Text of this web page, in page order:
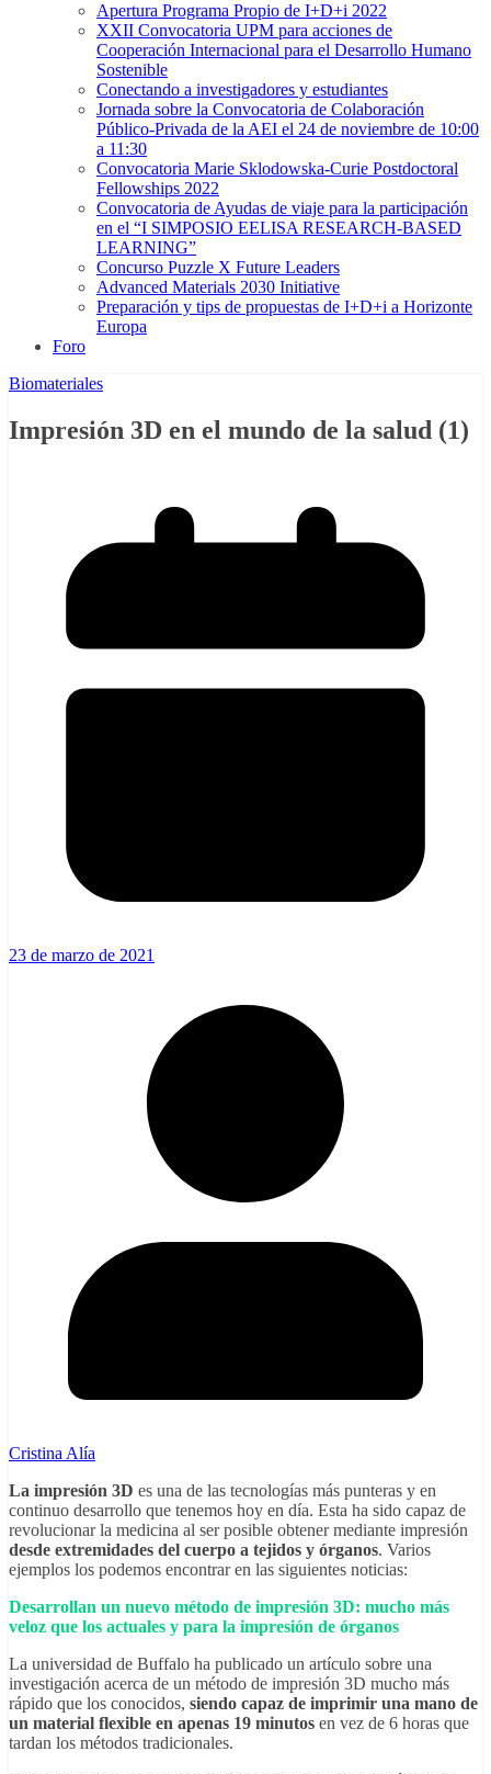
Apertura Programa Propio de I+D+i 2022
XXII Convocatoria UPM para acciones de
Cooperación Internacional para el Desarrollo Humano
Sostenible
Conectando a investigadores y estudiantes
Jornada sobre la Convocatoria de Colaboración
Público-Privada de la AEI el 24 de noviembre de 10:00
a 11:30
Convocatoria Marie Sklodowska-Curie Postdoctoral
Fellowships 2022
Convocatoria de Ayudas de viaje para la participación
en el “I SIMPOSIO EELISA RESEARCH-BASED
LEARNING”
Concurso Puzzle X Future Leaders
Advanced Materials 2030 Initiative
Preparación y tips de propuestas de I+D+i a Horizonte
Europa
Foro
Biomateriales
Impresión 3D en el mundo de la salud (1)
23 de marzo de 2021
Cristina Alía
La impresión 3D es una de las tecnologías más punteras y en
continuo desarrollo que tenemos hoy en día. Esta ha sido capaz de
revolucionar la medicina al ser posible obtener mediante impresión
desde extremidades del cuerpo a tejidos y órganos. Varios
ejemplos los podemos encontrar en las siguientes noticias:
Desarrollan un nuevo método de impresión 3D: mucho más
veloz que los actuales y para la impresión de órganos
La universidad de Buffalo ha publicado un artículo sobre una
investigación acerca de un método de impresión 3D mucho más
rápido que los conocidos, siendo capaz de imprimir una mano de
un material flexible en apenas 19 minutos en vez de 6 horas que
tardan los métodos tradicionales.